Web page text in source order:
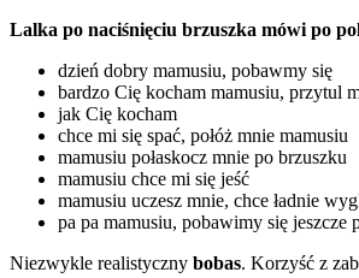
Lalka po naciśnięciu brzuszka mówi po
dzień dobry mamusiu, pobawmy się
bardzo Cię kocham mamusiu, przytul
jak Cię kocham
chce mi się spać, połóż mnie mamusiu
mamusiu połaskocz mnie po brzuszku
mamusiu chce mi się jeść
mamusiu uczesz mnie, chce ładnie
pa pa mamusiu, pobawimy się jeszcze
Niezwykle realistyczny bobas. Korzyść z